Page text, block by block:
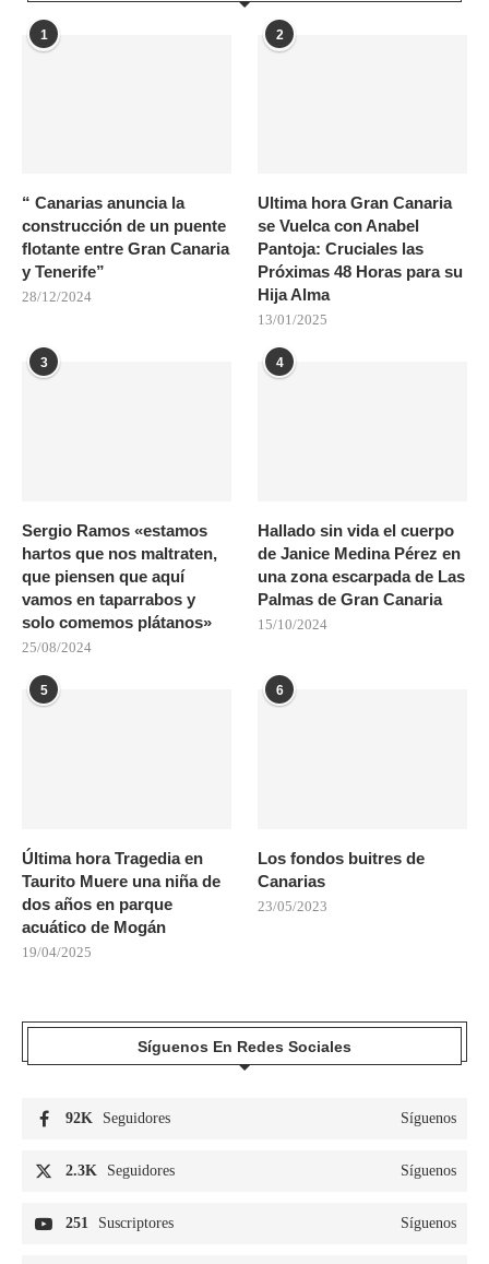
1
“ Canarias anuncia la
construcción de un puente
flotante entre Gran Canaria
y Tenerife”
28/12/2024
2
Ultima hora Gran Canaria
se Vuelca con Anabel
Pantoja: Cruciales las
Próximas 48 Horas para su
Hija Alma
13/01/2025
3
Sergio Ramos «estamos
hartos que nos maltraten,
que piensen que aquí
vamos en taparrabos y
solo comemos plátanos»
25/08/2024
4
Hallado sin vida el cuerpo
de Janice Medina Pérez en
una zona escarpada de Las
Palmas de Gran Canaria
15/10/2024
5
Última hora Tragedia en
Taurito Muere una niña de
dos años en parque
acuático de Mogán
19/04/2025
6
Los fondos buitres de
Canarias
23/05/2023
Síguenos En Redes Sociales
92K Seguidores Síguenos
2.3K Seguidores Síguenos
251 Suscriptores Síguenos